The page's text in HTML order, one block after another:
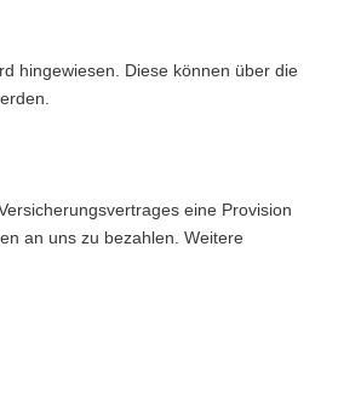
hingewiesen. Diese können über die
eine Provision
an uns zu bezahlen. Weitere